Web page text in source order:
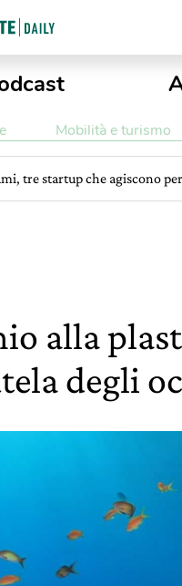
Mobilità e turismo
tre startup che agiscono
alla
degli